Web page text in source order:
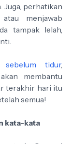
Juga, perhatikan
menjawab
tampak lelah,
tidur,
membantu
terakhir hari itu
semua!
kata-kata